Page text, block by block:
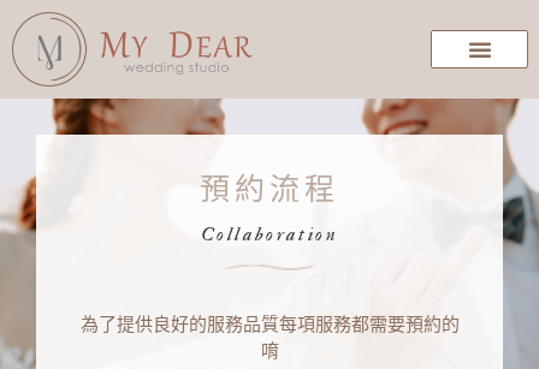
預約流程
Collaboration
為了提供良好的服務品質每項服務都需要預約的
唷